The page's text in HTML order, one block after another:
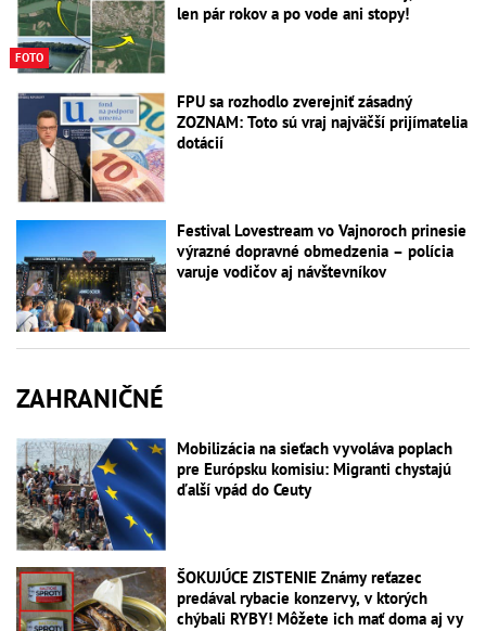
FOTO
len pár rokov a po vode ani stopy!
FPU sa rozhodlo zverejniť zásadný
ZOZNAM: Toto sú vraj najväčší prijímatelia
dotácií
Festival Lovestream vo Vajnoroch prinesie
výrazné dopravné obmedzenia – polícia
varuje vodičov aj návštevníkov
ZAHRANIČNÉ
Mobilizácia na sieťach vyvoláva poplach
pre Európsku komisiu: Migranti chystajú
ďalší vpád do Ceuty
ŠOKUJÚCE ZISTENIE Známy reťazec
predával rybacie konzervy, v ktorých
chýbali RYBY! Môžete ich mať doma aj vy